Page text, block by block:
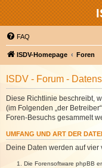
FAQ
ISDV-Homepage Foren
ISDV - Forum -
Diese Richtlinie beschreibt,
(im Folgenden „der
Foren-Besuchs gesammelt
UMFANG UND ART DER
Deine Daten werden auf
Die Forensoftware phpBB